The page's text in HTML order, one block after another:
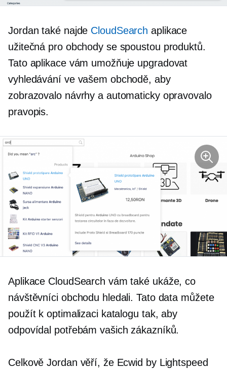
Jordan také najde CloudSearch aplikace
užitečná pro obchody se spoustou produktů.
Tato aplikace vám umožňuje upgradovat
vyhledávání ve vašem obchodě, aby
zobrazovalo návrhy a automaticky opravovalo
pravopis.
Aplikace CloudSearch vám také ukáže, co
návštěvníci obchodu hledali. Tato data můžete
použít k optimalizaci katalogu tak, aby
odpovídal potřebám vašich zákazníků.
Celkově Jordan věří, že Ecwid by Lightspeed